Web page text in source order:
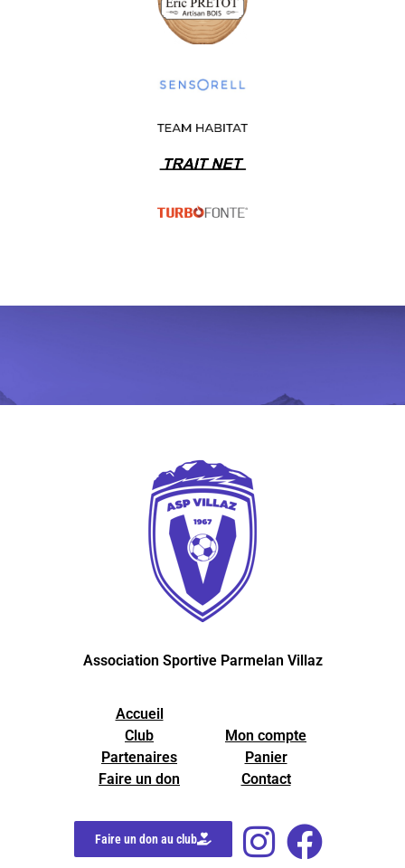
Association Sportive Parmelan Villaz
Accueil
Club
Partenaires
Faire un don
Mon compte
Panier
Contact
Faire un don au club